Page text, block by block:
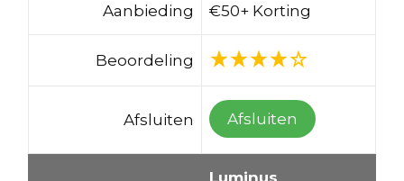
Aanbieding €50+ Korting
Beoordeling
Afsluiten Afsluiten
Luminus